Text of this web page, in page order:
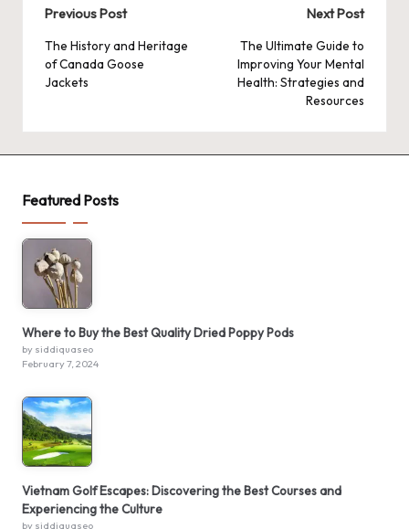
Post
navigation
Previous Post
The History and Heritage
of Canada Goose
Jackets
Next Post
The Ultimate Guide to
Improving Your Mental
Health: Strategies and
Resources
Featured Posts
Where to Buy the Best Quality Dried Poppy Pods
by siddiquaseo
February 7, 2024
Vietnam Golf Escapes: Discovering the Best Courses and
Experiencing the Culture
by siddiquaseo